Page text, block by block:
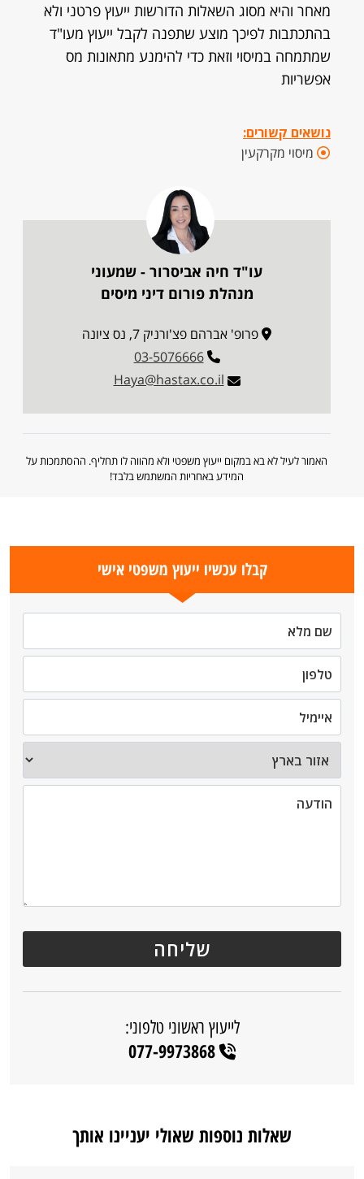
מאחר והיא מסוג השאלות הדורשות ייעוץ פרטני ולא
בהתכתבות לפיכך מוצע שתפנה לקבל ייעוץ מעו"ד
שמתמחה במיסוי וזאת כדי להימנע מתאונות מס
אפשריות
נושאים קשורים:
מיסוי מקרקעין
עו"ד חיה אביסרור - שמעוני
מנהלת פורום דיני מיסים
פרופ' אברהם פצ'ורניק 7, נס ציונה
03-5076666
Haya@hastax.co.il
האמור לעיל לא בא במקום ייעוץ משפטי ולא מהווה לו תחליף. ההסתמכות על
המידע באחריות המשתמש בלבד!
קבלו עכשיו ייעוץ משפטי אישי
לייעוץ ראשוני טלפוני:
077-9973868
שאלות נוספות שאולי יעניינו אותך